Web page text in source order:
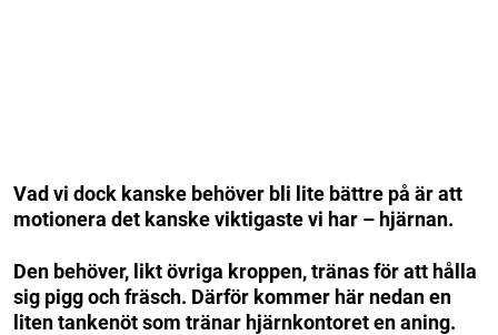
Vad vi dock kanske behöver bli lite bättre på är att
motionera det kanske viktigaste vi har – hjärnan.
Den behöver, likt övriga kroppen, tränas för att hålla
sig pigg och fräsch. Därför kommer här nedan en
liten tankenöt som tränar hjärnkontoret en aning.